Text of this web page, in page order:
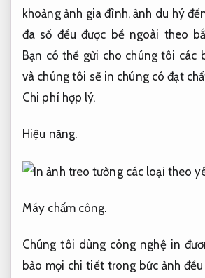
khoảng ảnh gia đình, ảnh du hý
đa số đều được bề ngoài theo
Bạn có thể gửi cho chúng tôi các
và chúng tôi sẽ in chúng có đạt
Chi phí hợp lý.
Hiệu năng.
Máy chấm công.
Chúng tôi dùng công nghệ in
bảo mọi chi tiết trong bức ảnh